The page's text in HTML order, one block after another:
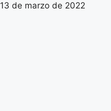
13 de marzo de 2022